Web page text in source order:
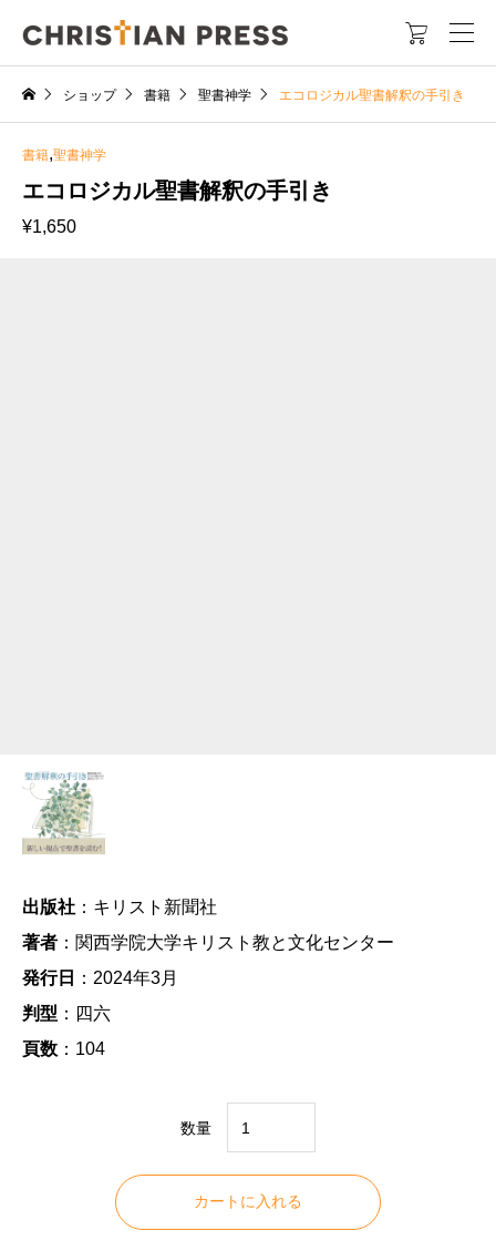

ショップ 書籍 聖書神学 エコロジカル聖書解釈の手引き
書籍,聖書神学
エコロジカル聖書解釈の手引き
¥1,650
出版社 ：キリスト新聞社
著者 ：関西学院大学キリスト教と文化センター
発行日
：2024年3月
判型 ：四六
頁数 ：104
数量
コ
ロ
ジ
カートに入れる